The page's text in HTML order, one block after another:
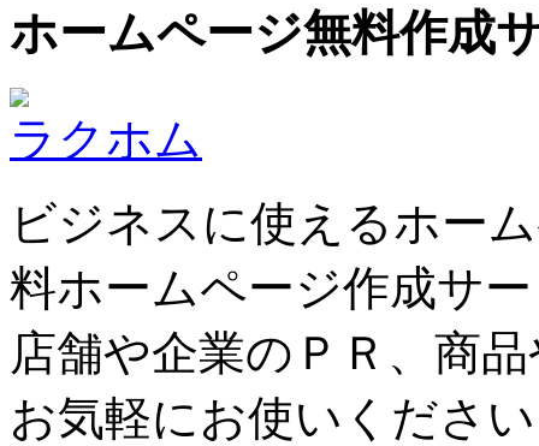
ホームページ無料作成
ラクホム
ビジネスに使えるホー
料ホームページ作成サ
店舗や企業のＰＲ、商
お気軽にお使いくださ